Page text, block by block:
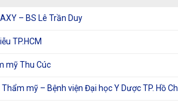
– BS Lê Trần Duy
TP.HCM
mỹ Thu Cúc
mỹ – Bệnh viện Đại học Y Dược TP. Hồ